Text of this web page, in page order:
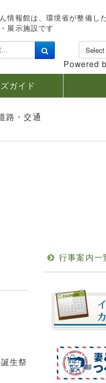
情報館は、環境省が整備し
展示施設です
Powered
ガイド
路・交通
生祭
行事案内一